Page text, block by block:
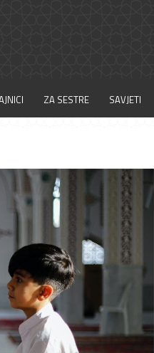
ZA SESTRE SAVJETI